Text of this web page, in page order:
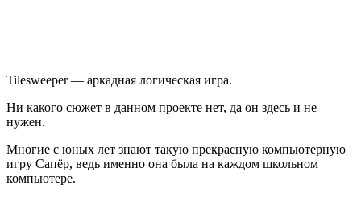
Tilesweeper — аркадная логическая игра.
Ни какого сюжет в данном проекте нет, да он здесь и не
нужен.
Многие с юных лет знают такую прекрасную компьютерную
игру Сапёр, ведь именно она была на каждом школьном
компьютере.